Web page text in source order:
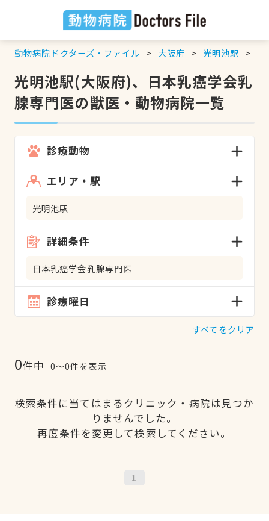
動物病院ドクターズ・ファイル 大阪府 光明池駅
光明池駅(大阪府)、日本乳癌学会乳
腺専門医の獣医・動物病院一覧
診療動物
エリア・駅
光明池駅
詳細条件
日本乳癌学会乳腺専門医
診療曜日
すべてをクリア
0件中 0〜0件を表示
検索条件に当てはまるクリニック・病院は見つか
りませんでした。
再度条件を変更して検索してください。
1